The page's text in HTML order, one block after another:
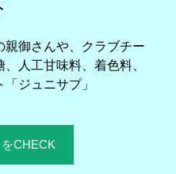
親御さんや、クラブチー
人工甘味料、着色料、
ジュニサプ」
CHECK